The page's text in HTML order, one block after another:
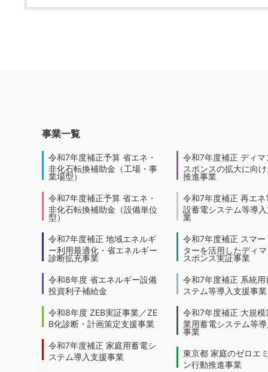
事業一覧
令和7年度補正予算 省エネ・
非化石転換補助金（工場・事
業場型）
令和7年度補正予算 省エネ・
非化石転換補助金（設備単位
型）
令和7年度補正 地域エネルギ
ー利用最適化・省エネルギー
診断拡充事業
令和8年度 省エネルギー設備
投資利子補給金
令和8年度 ZEB実証事業／ZE
B化診断・計画策定支援事業
令和7年度補正 家庭用蓄電シ
ステム導入支援事業
令和7年度補正 ディマ
スポンスの拡大に向
推進事業
令和7年度補正 再エネ
設蓄電システム等導
業
令和7年度補正 スマー
ターを活用したディ
スポンス実証事業
令和7年度補正 系統用
ステム等導入支援事業
令和7年度補正 大規模
業用蓄電システム等
事業
東京都 家庭のゼロエ
ン行動推進事業